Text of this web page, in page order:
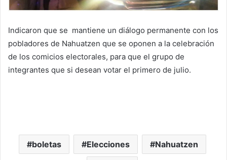
Indicaron que se mantiene un diálogo permanente con los
pobladores de Nahuatzen que se oponen a la celebración
de los comicios electorales, para que el grupo de
integrantes que si desean votar el primero de julio.
boletas Elecciones Nahuatzen